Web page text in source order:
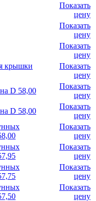
Показать
цену
Показать
цену
Показать
цену
крышки
Показать
цену
D 58,00
Показать
цену
D 58,00
Показать
цену
Показать
цену
Показать
цену
Показать
цену
Показать
цену